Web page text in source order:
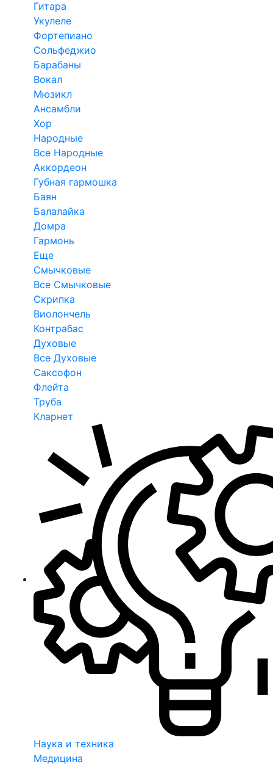
Гитара
Укулеле
Фортепиано
Сольфеджио
Барабаны
Вокал
Мюзикл
Ансамбли
Хор
Народные
Все Народные
Аккордеон
Губная гармошка
Баян
Балалайка
Домра
Гармонь
Еще
Смычковые
Все Смычковые
Скрипка
Виолончель
Контрабас
Духовые
Все Духовые
Саксофон
Флейта
Труба
Кларнет
Наука и техника
Медицина